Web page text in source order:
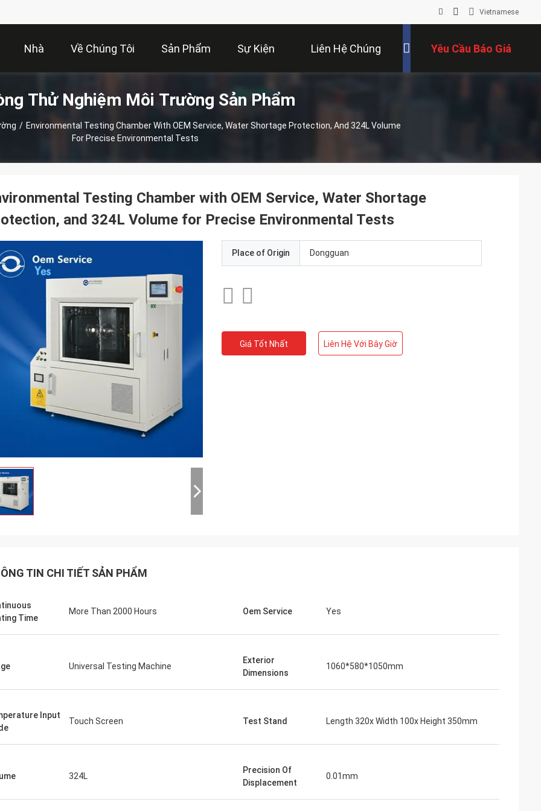
Vietnamese
Nhà Về Chúng Tôi Sản Phẩm Sự Kiện Liên Hệ Chúng Yêu Cầu Báo Giá
Thử Nghiệm Môi Trường Sản Phẩm
/ Environmental Testing Chamber With OEM Service, Water Shortage Protection, And 324L Volume
For Precise Environmental Tests
Trước hết, dịch vụ của người bán
cung cấp thông tin chi tiết về
mỗi tuần.đội ngũ kỹ thuật của họ cá nhân
đã đến nhà máy của chúng tôi ở nước
ngoài để hướng dẫn cài đặt và đào tạo
Testing Chamber with OEM Service, Water Shortage
and 324L Volume for Precise Environmental Tests
Place of Origin Dongguan
Giá Tốt Nhất Liên Hệ Với Bây Giờ
TIN CHI TIẾT SẢN PHẨM
Time
More Than 2000 Hours Oem Service Yes
Universal Testing Machine
Exterior
Dimensions
1060*580*1050mm
Input
Touch Screen Test Stand Length 320x Width 100x Height 350mm
324L
Precision Of
Displacement
0.01mm